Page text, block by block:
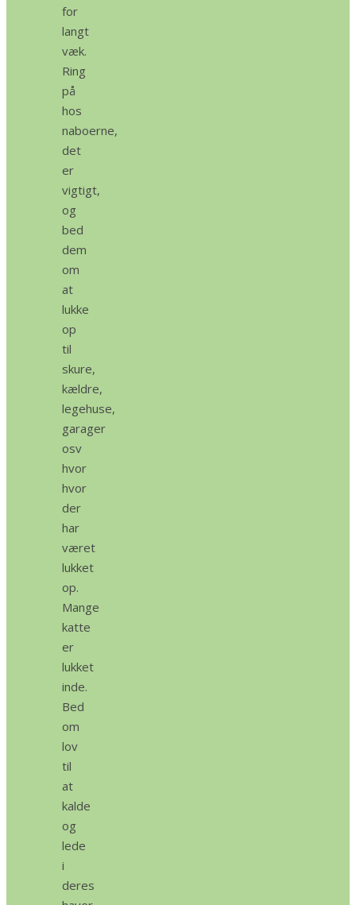
for
langt
væk.
Ring
på
hos
naboerne,
det
er
vigtigt,
og
bed
dem
om
at
lukke
op
til
skure,
kældre,
legehuse,
garager
osv
hvor
hvor
der
har
været
lukket
op.
Mange
katte
er
lukket
inde.
Bed
om
lov
til
at
kalde
og
lede
i
deres